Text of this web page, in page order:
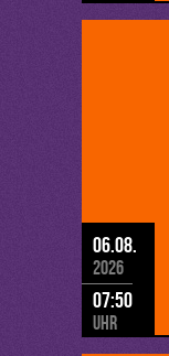
06.08.
2026
07:50
Uhr